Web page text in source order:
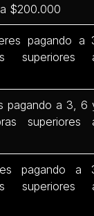
$200.000
pagando a
superiores
pagando a 3, 6
superiores
pagando a
superiores